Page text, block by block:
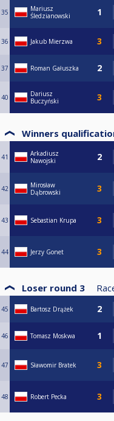
35
Mariusz
Śledzianowski
36 Jakub Mierzwa
37 Roman Gałuszka
40
Dariusz
Buczyński
Winners
41
Arkadiusz
Nawojski
42
Mirosław
Dąbrowski
43 Sebastian Krupa
44 Jerzy Gonet
Loser round 3
45 Bartosz Drążek
46 Tomasz Moskwa
47 Sławomir Bratek
48 Robert Pecka